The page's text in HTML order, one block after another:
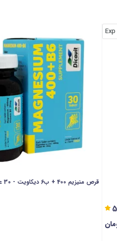
مستقیم نور خورشید نگهداری شود.
5
قرص منیزیم 400 + ب6 دیکاویت - 30 عددی